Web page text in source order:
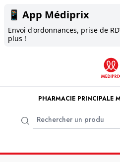
📱 App Médiprix
Envoi d'ordonnances, prise de
plus !
PHARMACIE PRINCIPALE